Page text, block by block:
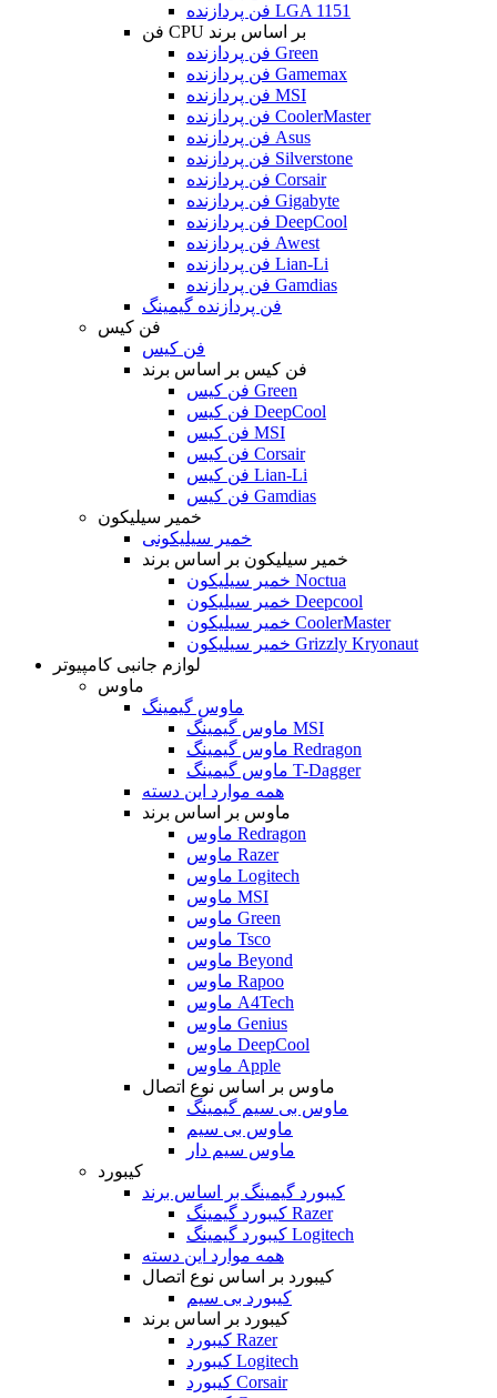
فن پردازنده LGA 1151
فن CPU بر اساس برند
فن پردازنده Green
فن پردازنده Gamemax
فن پردازنده MSI
فن پردازنده CoolerMaster
فن پردازنده Asus
فن پردازنده Silverstone
فن پردازنده Corsair
فن پردازنده Gigabyte
فن پردازنده DeepCool
فن پردازنده Awest
فن پردازنده Lian-Li
فن پردازنده Gamdias
فن پردازنده گیمینگ
فن کیس
فن کیس
فن کیس بر اساس برند
فن کیس Green
فن کیس DeepCool
فن کیس MSI
فن کیس Corsair
فن کیس Lian-Li
فن کیس Gamdias
خمیر سیلیکون
خمیر سیلیکونی
خمیر سیلیکون بر اساس برند
خمیر سیلیکون Noctua
خمیر سیلیکون Deepcool
خمیر سیلیکون CoolerMaster
خمیر سیلیکون Grizzly Kryonaut
لوازم جانبی کامپیوتر
ماوس
ماوس گیمینگ
ماوس گیمینگ MSI
ماوس گیمینگ Redragon
ماوس گیمینگ T-Dagger
همه موارد این دسته
ماوس بر اساس برند
ماوس Redragon
ماوس Razer
ماوس Logitech
ماوس MSI
ماوس Green
ماوس Tsco
ماوس Beyond
ماوس Rapoo
ماوس A4Tech
ماوس Genius
ماوس DeepCool
ماوس Apple
ماوس بر اساس نوع اتصال
ماوس بی سیم گیمینگ
ماوس بی سیم
ماوس سیم دار
کیبورد
کیبورد گیمینگ بر اساس برند
کیبورد گیمینگ Razer
کیبورد گیمینگ Logitech
همه موارد این دسته
کیبورد بر اساس نوع اتصال
کیبورد بی سیم
کیبورد بر اساس برند
کیبورد Razer
کیبورد Logitech
کیبورد Corsair